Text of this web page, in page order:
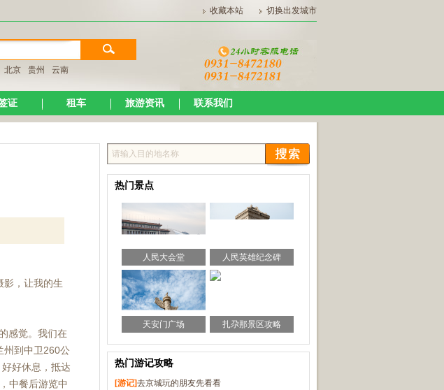
收藏本站 切换出发城市
北京 贵州 云南
证 租车 旅游资讯 联系我们
热门景点
人民大会堂 人民英雄纪念碑
天安门广场 扎尕那景区攻略
热门游记攻略
[游记]去京城玩的朋友先看看
，让我的生
感觉。我们在
州到中卫260公
好休息，抵达
中餐后游览中